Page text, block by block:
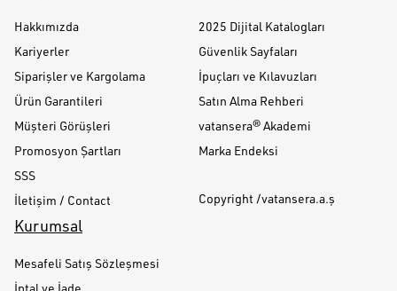
Hakkımızda
Kariyerler
Siparişler ve Kargolama
Ürün Garantileri
Müşteri Görüşleri
Promosyon Şartları
SSS
İletişim / Contact
2025 Dijital Katalogları
Güvenlik Sayfaları
İpuçları ve Kılavuzları
Satın Alma Rehberi
vatansera® Akademi
Marka Endeksi
Copyright /vatansera.a.ş
Kurumsal
Mesafeli Satış Sözleşmesi
İptal ve İade